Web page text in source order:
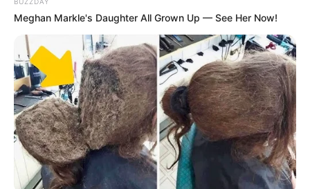
(foto: instagram/stayc_highup)
Meghan Markle's Daughter All Grown Up — See Her Now!